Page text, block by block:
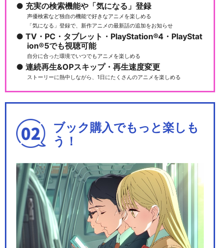
充実の検索機能や「気になる」登録
声優検索など独自の機能で好きなアニメを楽しめる
「気になる」登録で、新作アニメの最新話の追加をお知らせ
TV・PC・タブレット・PlayStation®4・PlayStat
ion®5でも視聴可能
自分に合った環境でいつでもアニメを楽しめる
連続再生&OPスキップ・再生速度変更
ストーリーに熱中しながら、1日にたくさんのアニメを楽しめる
ブック購入でもっと楽しも
う！